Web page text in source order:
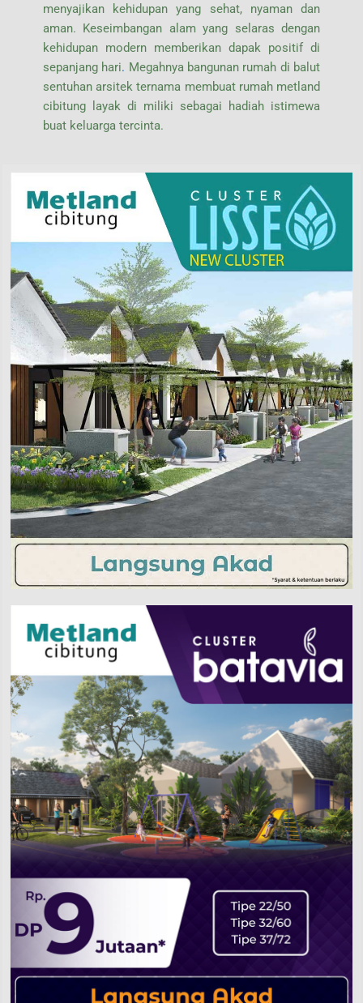
menyajikan kehidupan yang sehat, nyaman dan
aman. Keseimbangan alam yang selaras dengan
kehidupan modern memberikan dapak positif di
sepanjang hari. Megahnya bangunan rumah di balut
sentuhan arsitek ternama membuat rumah metland
cibitung layak di miliki sebagai hadiah istimewa
buat keluarga tercinta.